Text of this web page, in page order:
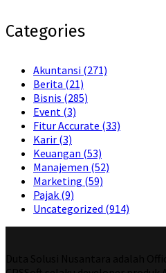
Categories
Akuntansi (271)
Berita (21)
Bisnis (285)
Event (3)
Fitur Accurate (33)
Karir (3)
Keuangan (53)
Manajemen (52)
Marketing (59)
Pajak (9)
Uncategorized (914)